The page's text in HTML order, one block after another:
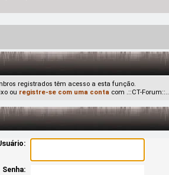
registrados têm acesso a esta função.
ou registre-se com uma conta com .::CT-Forum::..
Senha: